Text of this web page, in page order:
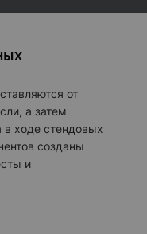
от
а затем
в ходе стендовых
созданы
и